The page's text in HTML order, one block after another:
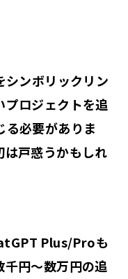
ンボリックリン
プロジェクトを追
る必要がありま
は戸惑うかもしれ
Plus/Proも
千円〜数万円の追